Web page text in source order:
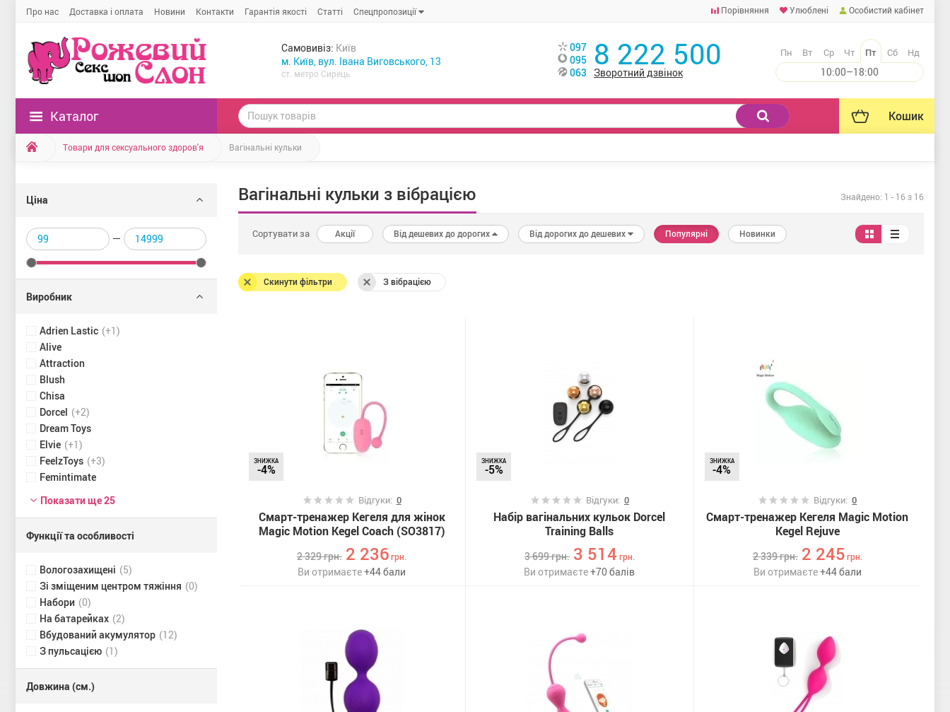
Про нас Доставка і оплата Новини Контакти Гарантія якості Статті Спецпропозиції Порівняння Улюблені Особистий кабінет
Самовивіз: Київ
м. Київ, вул. Івана Виговського, 13
ст. метро Сирець
097
095
063
8 222 500
Зворотний дзвінок
Пн Вт Ср Чт Пт Сб Нд
10:00–18:00
Каталог Кошик
Товари для сексуального здоров'я Вагінальні кульки
Ціна
Виробник
Adrien Lastic (+1)
Alive
Attraction
Blush
Chisa
Dorcel (+2)
Dream Toys
Elvie (+1)
FeelzToys (+3)
Femintimate
Показати ще 25
Функції та особливості
Вологозахищені (5)
Зі зміщеним центром тяжіння (0)
Набори (0)
На батарейках (2)
Вбудований акумулятор (12)
З пульсацією (1)
Довжина (см.)
Вагінальні кульки з вібрацією Знайдено: 1 - 16з 16
Сортувати за Акції Від дешевих до дорогих Від дорогих до дешевих Популярні Новинки
Скинути фільтри З вібрацією
ЗНИЖКА
-4%
Відгуки: 0
Смарт-тренажер Кегеля для жінок
Magic Motion Kegel Coach (SO3817)
2 329грн. 2 236 грн.
Ви отримаєте+44бали
ЗНИЖКА
-5%
Відгуки: 0
Набір вагінальних кульок Dorcel
Training Balls
3 699грн. 3 514 грн.
Ви отримаєте+70 балів
ЗНИЖКА
-4%
Відгуки:0
Смарт-тренажер Кегеля Magic Motion
Kegel Rejuve
2 339грн. 2 245грн.
Ви отримаєте+44бали